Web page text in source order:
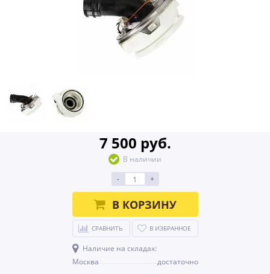
7 500 руб.
В наличии
-
+
В КОРЗИНУ
СРАВНИТЬ В ИЗБРАННОЕ
Наличие на складах:
Москва
достаточно